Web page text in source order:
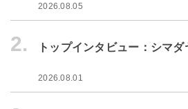
2026.08.05
2. トップインタビュー：シマ
2026.08.01